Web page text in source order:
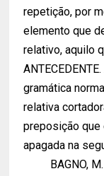
repetição, por
elemento que
relativo, aquilo
gramática
relativa
preposição que
apagada na
BAGNO,